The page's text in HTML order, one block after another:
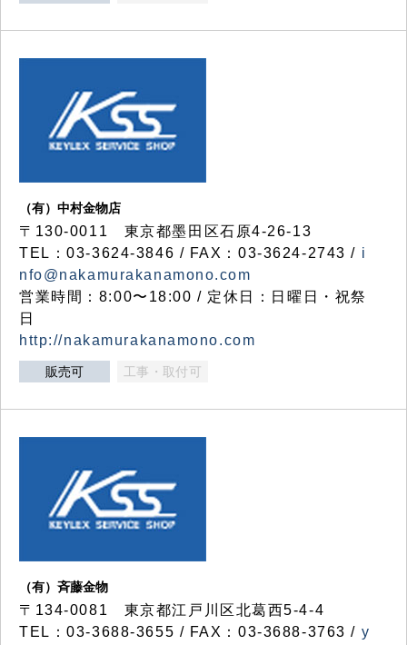
（有）中村金物店
〒130-0011 東京都墨田区石原4-26-13
TEL：03-3624-3846 / FAX：03-3624-2743 / i
nfo@nakamurakanamono.com
営業時間：8:00〜18:00 / 定休日：日曜日・祝祭
日
http://nakamurakanamono.com
販売可 工事・取付可
（有）斉藤金物
〒134-0081 東京都江戸川区北葛西5-4-4
TEL：03-3688-3655 / FAX：03-3688-3763 / y